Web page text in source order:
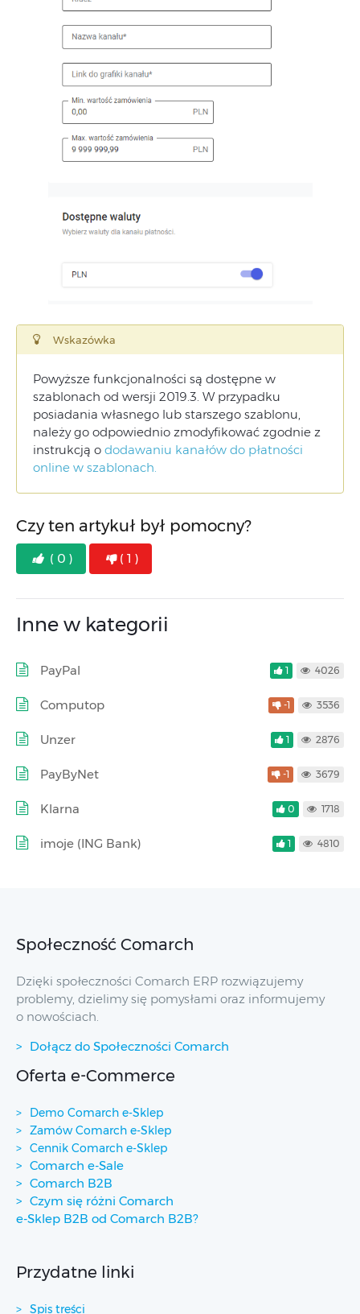
Wskazówka
Powyższe funkcjonalności są dostępne w
szablonach od wersji 2019.3. W przypadku
posiadania własnego lub starszego szablonu,
należy go odpowiednio zmodyfikować zgodnie z
instrukcją o dodawaniu kanałów do płatności
online w szablonach.
Czy ten artykuł był pomocny?
( 0 ) ( 1 )
Inne w kategorii
PayPal 1 4026
Computop -1 3536
Unzer 1 2876
PayByNet -1 3679
Klarna 0 1718
imoje (ING Bank) 1 4810
Społeczność Comarch
Dzięki społeczności Comarch ERP rozwiązujemy
problemy, dzielimy się pomysłami oraz informujemy
o nowościach.
Dołącz do Społeczności Comarch
Oferta e-Commerce
Demo Comarch e-Sklep
Zamów Comarch e-Sklep
Cennik Comarch e-Sklep
Comarch e-Sale
Comarch B2B
Czym się różni Comarch
e-Sklep B2B od Comarch B2B?
Przydatne linki
Spis treści